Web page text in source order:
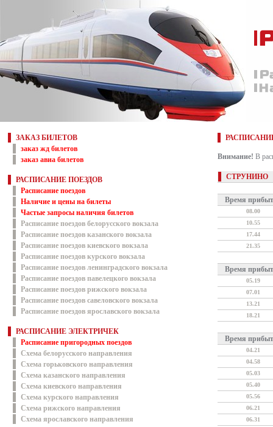
ЗАКАЗ БИЛЕТОВ
заказ жд билетов
заказ авиа билетов
РАСПИСАНИЕ ПОЕЗДОВ
Расписание поездов
Наличие и цены на билеты
Частые запросы наличия билетов
Расписание поездов белорусского вокзала
Расписание поездов казанского вокзала
Расписание поездов киевского вокзала
Расписание поездов курского вокзала
Расписание поездов ленинградского вокзала
Расписание поездов павелецкого вокзала
Расписание поездов рижского вокзала
Расписание поездов савеловского вокзала
Расписание поездов ярославского вокзала
РАСПИСАНИЕ ЭЛЕКТРИЧЕК
Расписание пригородных поездов
Схема белорусского направления
Схема горьковского направления
Схема казанского направления
Схема киевского направления
Схема курского направления
Схема рижского направления
Схема ярославского направления
Внимание! В
СТРУНИНО
Время
08.00
10.55
17.44
21.35
Время
05.19
07.01
13.21
18.21
Время
04.21
04.58
05.03
05.40
05.56
06.21
06.31